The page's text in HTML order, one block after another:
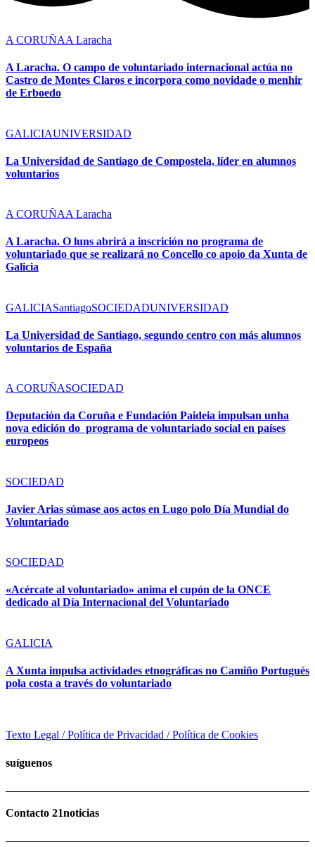
A CORUÑAA Laracha
A Laracha. O campo de voluntariado internacional actúa no
Castro de Montes Claros e incorpora como novidade o menhir
de Erboedo
GALICIAUNIVERSIDAD
La Universidad de Santiago de Compostela, líder en alumnos
voluntarios
A CORUÑAA Laracha
A Laracha. O luns abrirá a inscrición no programa de
voluntariado que se realizará no Concello co apoio da Xunta de
Galicia
GALICIASantiagoSOCIEDADUNIVERSIDAD
La Universidad de Santiago, segundo centro con más alumnos
voluntarios de España
A CORUÑASOCIEDAD
Deputación da Coruña e Fundación Paideia impulsan unha
nova edición do programa de voluntariado social en países
europeos
SOCIEDAD
Javier Arias súmase aos actos en Lugo polo Día Mundial do
Voluntariado
SOCIEDAD
«Acércate al voluntariado» anima el cupón de la ONCE
dedicado al Día Internacional del Voluntariado
GALICIA
A Xunta impulsa actividades etnográficas no Camiño Portugués
pola costa a través do voluntariado
Texto Legal / Política de Privacidad / Política de Cookies
suíguenos
Contacto 21noticias